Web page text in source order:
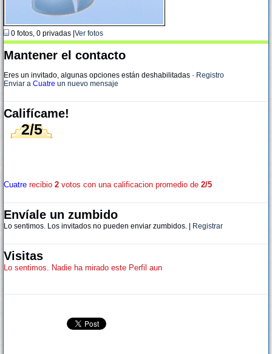
0 fotos, 0 privadas | Ver fotos
Mantener el contacto
Eres un invitado, algunas opciones están deshabilitadas · Registro
Enviar a Cuatre un nuevo mensaje
Califícame!
2/5
Cuatre recibio 2 votos con una calificacion promedio de 2/5
Envíale un zumbido
Lo sentimos. Los invitados no pueden enviar zumbidos. | Registrar
Visitas
Lo sentimos. Nadie ha mirado este Perfil aun